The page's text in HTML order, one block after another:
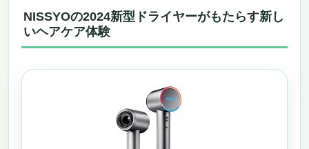
NISSYOの2024新型ドライヤーがもたらす新し
いヘアケア体験